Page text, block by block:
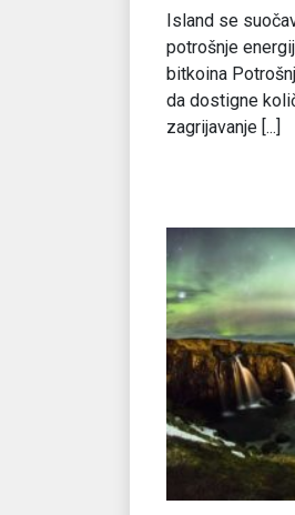
Island se
potrošnje
bitkoina
da dostigne
zagrijavanje [...]